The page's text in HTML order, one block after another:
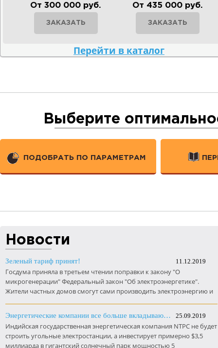
От 300 000 руб.
ЗАКАЗАТЬ
От 435 000 руб.
ЗАКАЗАТЬ
Перейти в каталог
Выберите
ПОДОБРАТЬ ПО ПАРАМЕТРАМ
Новости
Зеленый тариф принят! 11.12.2019
Госдума приняла в третьем чтении поправки к закону "О
микрогенерации" Федеральный закон "Об электроэнергетике".
Жители частных домов смогут сами производить электроэнергию и
Энергетические компании все больше вкладываются в солнечные станции. Даже в Индии. 25.09.2019
Индийская государственная энергетическая компания NTPC не будет
строить угольные электростанции, а инвестирует примерно $3,5
миллиарда в гигантский солнечный парк мощностью 5